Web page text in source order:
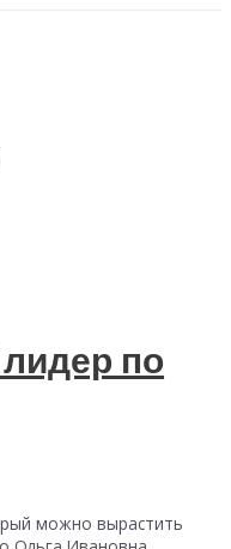
по
можно вырастить